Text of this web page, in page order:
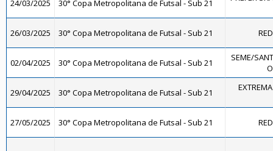
24/03/2025 30° Copa Metropolitana de Futsal - Sub 21
26/03/2025 30° Copa Metropolitana de Futsal - Sub 21
02/04/2025 30° Copa Metropolitana de Futsal - Sub 21
SEME/
29/04/2025 30° Copa Metropolitana de Futsal - Sub 21
27/05/2025 30° Copa Metropolitana de Futsal - Sub 21